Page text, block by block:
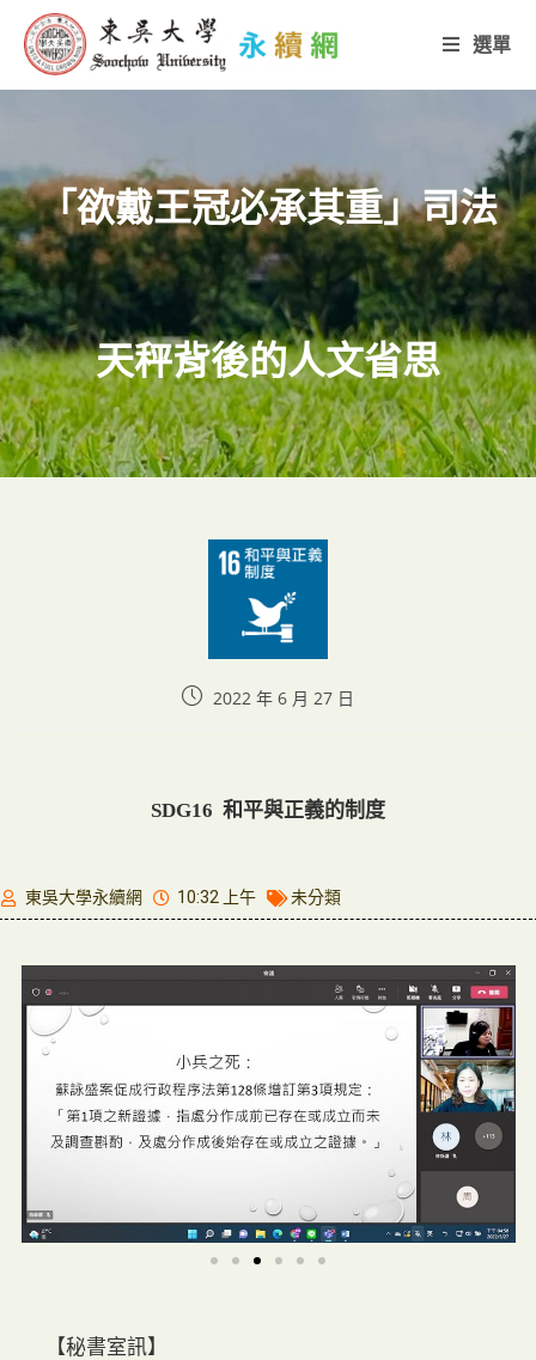
選單
「欲戴王冠必承其重」司法
天秤背後的人文省思
2022 年 6 月 27 日
SDG16 和平與正義的制度
東吳大學永續網 10:32 上午 未分類
【秘書室訊】